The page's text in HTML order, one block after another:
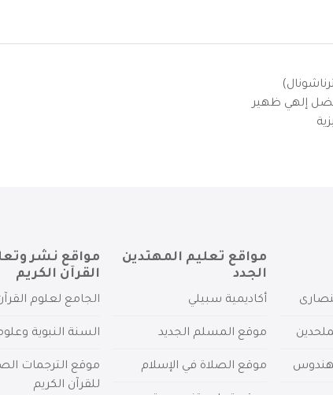
فضل إلهي ظهير
مواقع تعليم المهتدين
الجدد
أكاديمية سبيلي
موقع المسلم الجديد
موقع الصلاة في الإسلام
مواقع نشر
القرآن الكريم
الجامع لعلوم
السنة النبوية
موقع الترجمات
للقرآن الكريم